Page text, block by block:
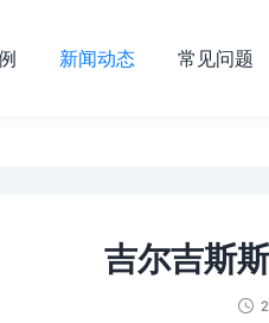
新闻动态 常见问题
吉尔吉斯
